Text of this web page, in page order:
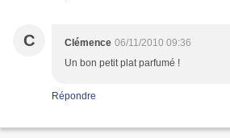
C Clémence 06/11/2010 09:36
Un bon petit plat parfumé !
Répondre